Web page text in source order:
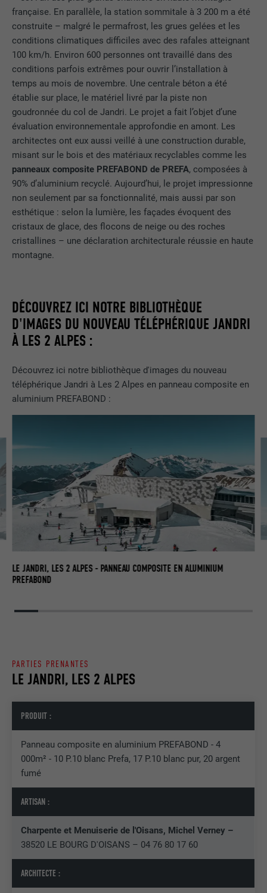
française. En parallèle, la station sommitale à 3 200 m a été
construite – malgré le permafrost, les grues gelées et les
conditions climatiques difficiles avec des rafales atteignant
100 km/h. Environ 600 personnes ont travaillé dans des
conditions parfois extrêmes pour ouvrir l’installation à
temps au mois de novembre. Une centrale béton a été
établie sur place, le matériel livré par la piste non
goudronnée du col de Jandri. Le projet a fait l’objet d’une
évaluation environnementale approfondie en amont. Les
architectes ont eux aussi veillé à une construction durable,
misant sur le bois et des matériaux recyclables comme les
panneaux composite PREFABOND de PREFA, composées à
90% d’aluminium recyclé. Aujourd’hui, le projet impressionne
non seulement par sa fonctionnalité, mais aussi par son
esthétique : selon la lumière, les façades évoquent des
cristaux de glace, des flocons de neige ou des roches
cristallines – une déclaration architecturale réussie en haute
montagne.
DÉCOUVREZ ICI NOTRE BIBLIOTHÈQUE
D'IMAGES DU NOUVEAU TÉLÉPHÉRIQUE JANDRI
À LES 2 ALPES :
Découvrez ici notre bibliothèque d'images du nouveau
téléphérique Jandri à Les 2 Alpes en panneau composite en
aluminium PREFABOND :
LE JANDRI, LES 2 ALPES - PANNEAU COMPOSITE EN ALUMINIUM
PREFABOND
LE JANDRI, LES 2 ALPES
PARTIES PRENANTES
PRODUIT :
Panneau composite en aluminium PREFABOND - 4
000m² - 10 P.10 blanc Prefa, 17 P.10 blanc pur, 20 argent
fumé
ARTISAN :
Charpente et Menuiserie de l'Oisans, Michel Verney –
38520 LE BOURG D'OISANS – 04 76 80 17 60
ARCHITECTE :
UTILITÉ
Enregistre un identifiant unique utilisé
pour générer des données statistiques
sur la manière dont l'utilisateur utilise le
site Internet.
NOM _gaexp
FOURNISSEUR Google Optimize
EXPIRATION 90 jours
UTILITÉ
Est placé afin de tester si le navigateur
autorise l'utilisation de cookies. Ne
contient aucun élément d'identification.
NOM lang
FOURNISSEUR ads.linkedin.com
EXPIRATION Session
UTILITÉ
Enregistre la langue choisie par
l'utilisateur pour un site Internet.
NOM lang
FOURNISSEUR LinkedIn
EXPIRATION Session
UTILITÉ
Utilisé par LinkedIn lorsqu'un site
Internet contient une fenêtre « Suivez-
FOURNISSEUR LinkedIn
EXPIRATION
UTILITÉ
Utilisé par le service de réseau social
LinkedIn pour suivre l'utilisation de
services intégrés.
FOURNISSEUR LinkedIn
EXPIRATION 2 ans
UTILITÉ
Utilisé par le service de réseau social
LinkedIn pour suivre l'utilisation de
services intégrés
FOURNISSEUR
plusieurs sites Internet afin d'afficher de
NOM lidc
FOURNISSEUR
EXPIRATION
UTILITÉ
Utilisé par le service de réseau social
LinkedIn pour suivre l'utilisation de